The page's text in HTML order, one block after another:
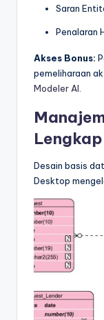
Saran
Penalaran
Akses Bonus:
pemeliharaan
Modeler AI.
Lengkap
Desain basis
Desktop